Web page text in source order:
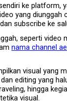
ke platform,
yang diunggah
subscribe ke
seperti video
nama channel
visual yang
editing yang
hingga
visual.